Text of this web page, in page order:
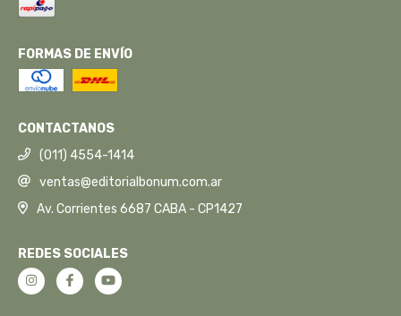
FORMAS DE ENVÍO
CONTACTANOS
(011) 4554-1414
ventas@editorialbonum.com.ar
Av. Corrientes 6687 CABA - CP1427
REDES SOCIALES